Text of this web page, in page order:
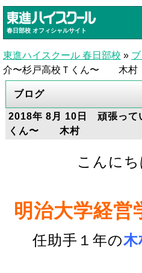
春日部校 オフィシャルサイト
東進ハイスクール 春日部校 »
介〜杉戸高校Ｔくん〜 木村
ブログ
2018年 8月 10日 頑張って
くん〜 木村
こんにち
明治大学経営
任助手１年の木